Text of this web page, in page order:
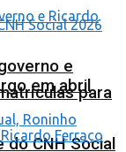
para
CNH Social
e
em abril